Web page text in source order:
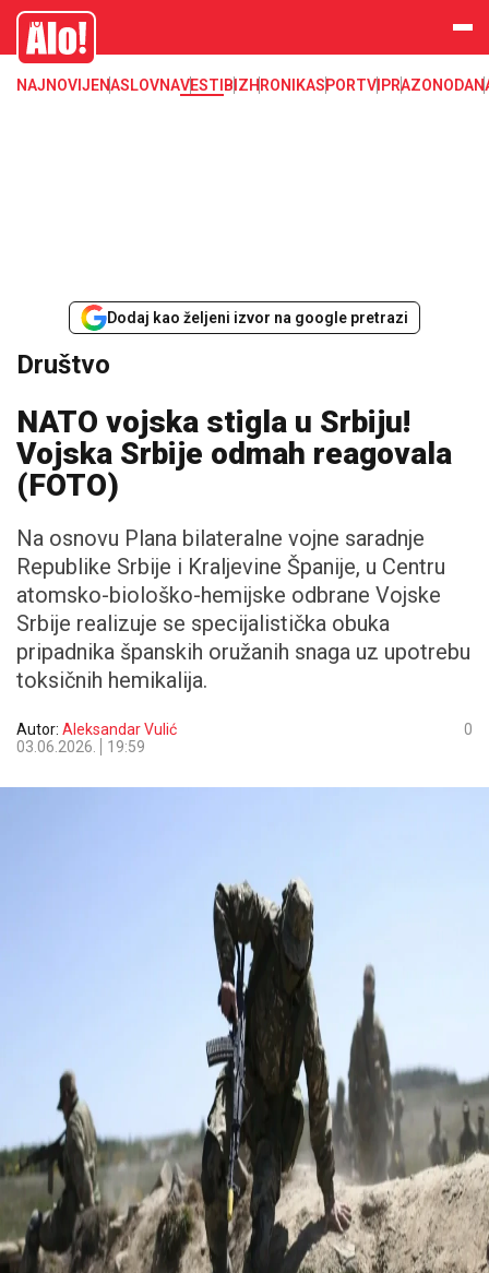
Društvo, društvene teme
Alo
NAJNOVIJENASLOVNAVESTI BIZHRONIKASPORTVIPRAZONODA
Dodaj kao željeni izvor na google pretrazi
Društvo
NATO vojska stigla u Srbiju!
Vojska Srbije odmah reagovala
(FOTO)
Na osnovu Plana bilateralne vojne saradnje
Republike Srbije i Kraljevine Španije, u Centru
atomsko-biološko-hemijske odbrane Vojske
Srbije realizuje se specijalistička obuka
pripadnika španskih oružanih snaga uz upotrebu
toksičnih hemikalija.
Autor: Aleksandar Vulić
03.06.2026.
19:59
0